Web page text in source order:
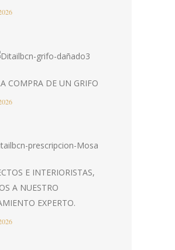
COMPRA DE UN GRIFO
E INTERIORISTAS,
A NUESTRO
EXPERTO.